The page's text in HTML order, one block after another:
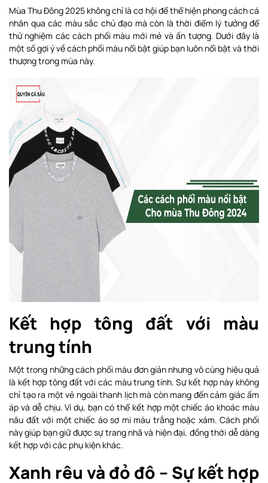
Mùa Thu Đông 2025 không chỉ là cơ hội để thể hiện phong cách cá
nhân qua các màu sắc chủ đạo mà còn là thời điểm lý tưởng để
thử nghiệm các cách phối màu mới mẻ và ấn tượng. Dưới đây là
một số gợi ý về cách phối màu nổi bật giúp bạn luôn nổi bật và thời
thượng trong mùa này.
Kết hợp tông đất với màu
trung tính
Một trong những cách phối màu đơn giản nhưng vô cùng hiệu quả
là kết hợp tông đất với các màu trung tính. Sự kết hợp này không
chỉ tạo ra một vẻ ngoài thanh lịch mà còn mang đến cảm giác ấm
áp và dễ chịu. Ví dụ, bạn có thể kết hợp một chiếc áo khoác màu
nâu đất với một chiếc áo sơ mi màu trắng hoặc xám. Cách phối
này giúp bạn giữ được sự trang nhã và hiện đại, đồng thời dễ dàng
kết hợp với các phụ kiện khác.
Xanh rêu và đỏ đô – Sự kết hợp